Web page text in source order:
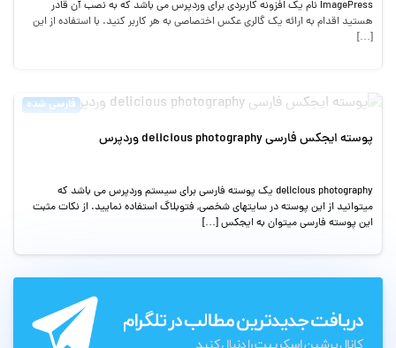
ImagePress نام یک افزونه کاربردی برای وردپرس می باشد که به نصب آن قادر
هستید اقدام به ارائه یک گالری عکس اختصاصی به هر کاربر کنید. با استفاده از این
[…]
فارسی شده
پوسته ایجکس فارسی delicious photography وردپرس
delicious photography یک پوسته فارسی برای سیستم وردپرس می باشد که
میتوانید از این پوسته در سایتهای شخصی, فتوبلاگ استفاده نمایید. از نکات مثبت
این پوسته فارسی میتوان به ایجکس […]